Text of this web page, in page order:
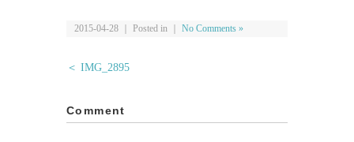
2015-04-28 ｜ Posted in ｜ No Comments »
＜ IMG_2895
Comment